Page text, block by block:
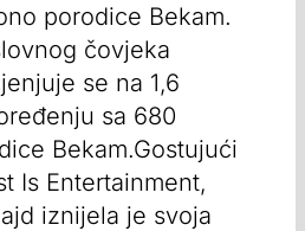
porodice Bekam.
čovjeka
se na 1,6
sa 680
Bekam.Gostujući
Is Entertainment,
iznijela je svoja